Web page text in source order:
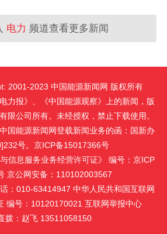
电力 频道查看更多新闻
2001-2023 中国能源新闻网 版权所有
力报》、《中国能源观察》上的新闻，版
限公司所有。未经授权，禁止下载使用。
国能源新闻网登载新闻业务的函：国新办
号。京ICP备15017366号
信息服务业务经营许可证》 编号：京ICP
京公网安备：110102003567
：010-63414947 中华人民共和国互联网
编号：10120170021 互联网举报中心
拨：赵飞 13511058150